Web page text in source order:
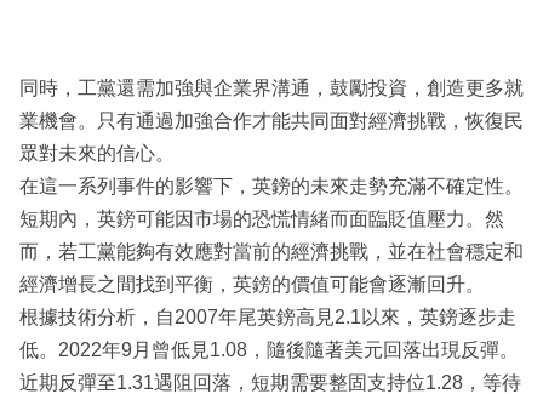
同時，工黨還需加強與企業界溝通，鼓勵投資，創造更多就
業機會。只有通過加強合作才能共同面對經濟挑戰，恢復民
眾對未來的信心。
在這一系列事件的影響下，英鎊的未來走勢充滿不確定性。
短期內，英鎊可能因市場的恐慌情緒而面臨貶值壓力。然
而，若工黨能夠有效應對當前的經濟挑戰，並在社會穩定和
經濟增長之間找到平衡，英鎊的價值可能會逐漸回升。
根據技術分析，自2007年尾英鎊高見2.1以來，英鎊逐步走
低。2022年9月曾低見1.08，隨後隨著美元回落出現反彈。
近期反彈至1.31遇阻回落，短期需要整固支持位1.28，等待